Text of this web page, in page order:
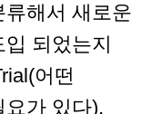
해서 새로운
되었는지
어떤
가 있다),